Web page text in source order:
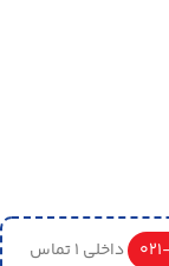
داخلی 1 تماس